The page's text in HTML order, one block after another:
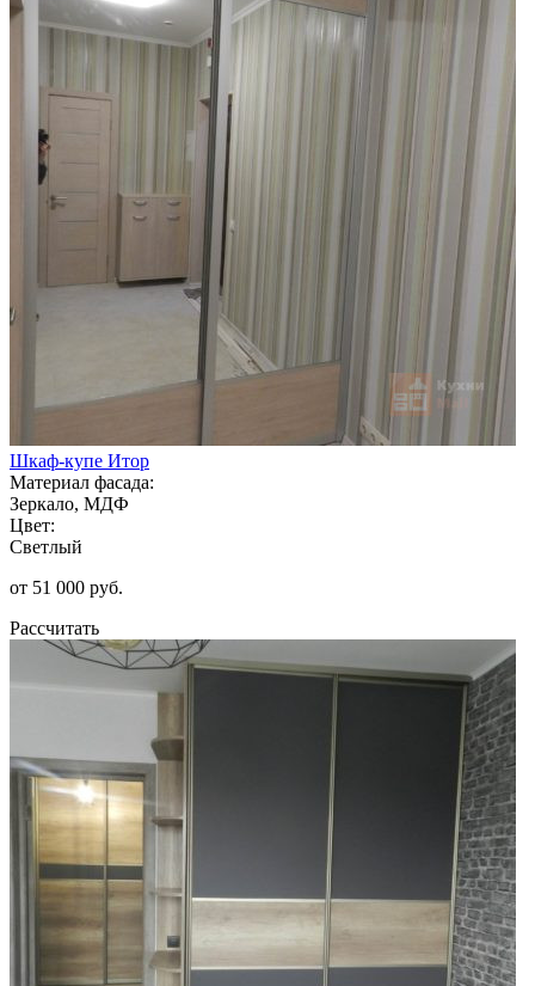
Шкаф-купе Итор
Материал фасада:
Зеркало, МДФ
Цвет:
Светлый
от 51 000 руб.
Рассчитать